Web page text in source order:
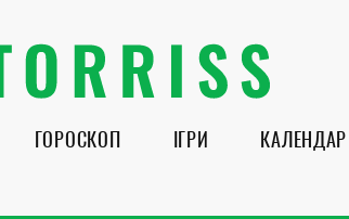
ГОРОСКОП ІГРИ КАЛЕНДАР